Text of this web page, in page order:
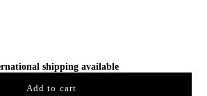
shipping available
Add to cart